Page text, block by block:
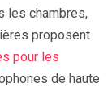
les chambres,
proposent
pour les
de haute